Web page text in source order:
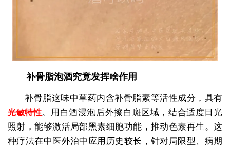
补骨脂泡酒究竟发挥啥作用
补骨脂这味中草药内含补骨脂素等活性成分，具有
光敏特性。用白酒浸泡后外擦白斑区域，结合适度日光
照射，能够激活局部黑素细胞功能，推动色素再生。这
种疗法在中医外治中应用历史较长，针对局限型、病期